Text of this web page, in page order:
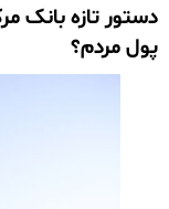
دستور تازه بانک
پول مردم؟